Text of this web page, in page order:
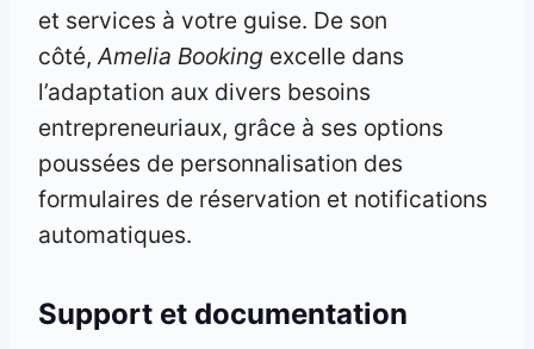
et services à votre guise. De son
côté, Amelia Booking excelle dans
l’adaptation aux divers besoins
entrepreneuriaux, grâce à ses options
poussées de personnalisation des
formulaires de réservation et notifications
automatiques.
Support et documentation